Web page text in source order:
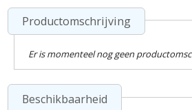
Productomschrijving
Er is momenteel nog geen
Beschikbaarheid